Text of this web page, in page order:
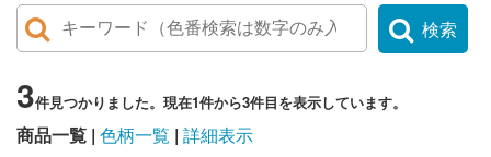
検索
3件見つかりました。現在1件から3件目を表示しています。
商品一覧 色柄一覧 詳細表示